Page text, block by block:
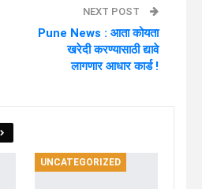
NEXT POST
Pune News : आता कोयता
खरेदी करण्यासाठी द्यावे
लागणार आधार कार्ड !
UNCATEGORIZED